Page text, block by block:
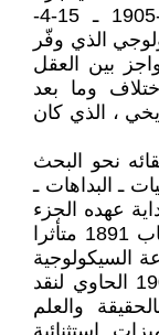
تلميذ هوسرل، وجان بول سارتر21-6-1905 ـ 15-4-
الذي وفّر
بين العقل
وما بعد
، الذي كان
نحو البحث
ـ البداهات ـ
عهده الجزء
الأول فقط من كتاب فلسفة علم الحساب 1891 متأثرا
السيكولوجية
بالمنطق ، ألف كتاب أبحاث منطقية 1900 الحاوي لنقد
والعلم